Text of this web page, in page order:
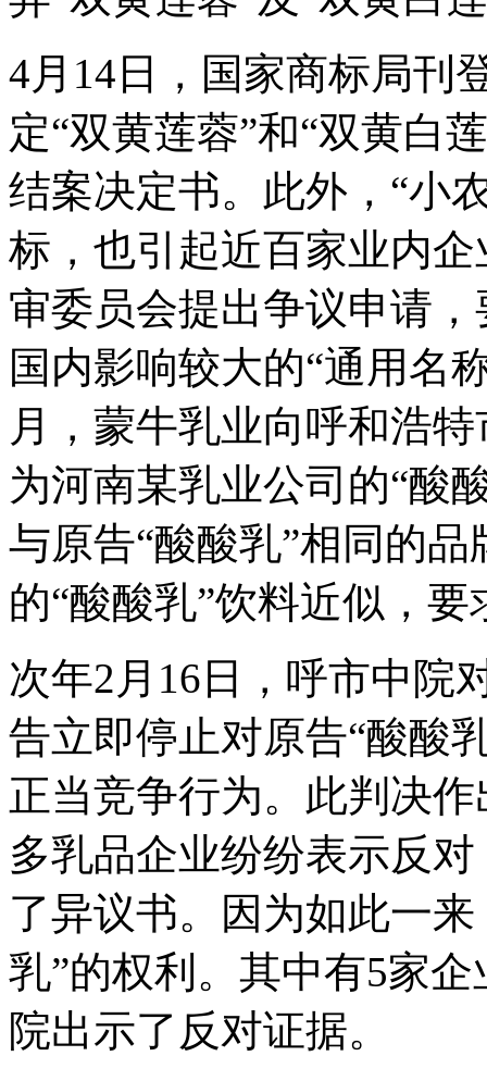
4月14日，国家商标局刊
定“双黄莲蓉”和“双黄白
结案决定书。此外，“小
标，也引起近百家业内
审委员会提出争议申请
国内影响较大的“通用名
月，蒙牛乳业向呼和浩
为河南某乳业公司的“酸
与原告“酸酸乳”相同的
的“酸酸乳”饮料近似，
次年2月16日，呼市中院
告立即停止对原告“酸酸
正当竞争行为。此判决
多乳品企业纷纷表示反
了异议书。因为如此一
乳”的权利。其中有5家
院出示了反对证据。